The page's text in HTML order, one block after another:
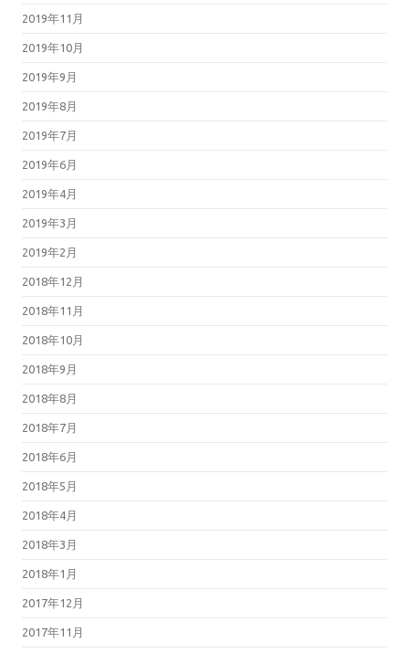
2019年11月
2019年10月
2019年9月
2019年8月
2019年7月
2019年6月
2019年4月
2019年3月
2019年2月
2018年12月
2018年11月
2018年10月
2018年9月
2018年8月
2018年7月
2018年6月
2018年5月
2018年4月
2018年3月
2018年1月
2017年12月
2017年11月